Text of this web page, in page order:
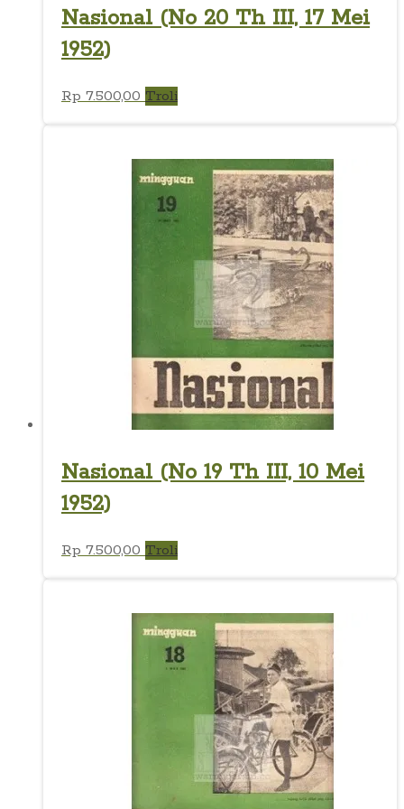
Nasional (No 20 Th III, 17 Mei
1952)
Rp7.500,00 Troli
Nasional (No 19 Th III, 10 Mei
1952)
Rp 7.500,00 Troli